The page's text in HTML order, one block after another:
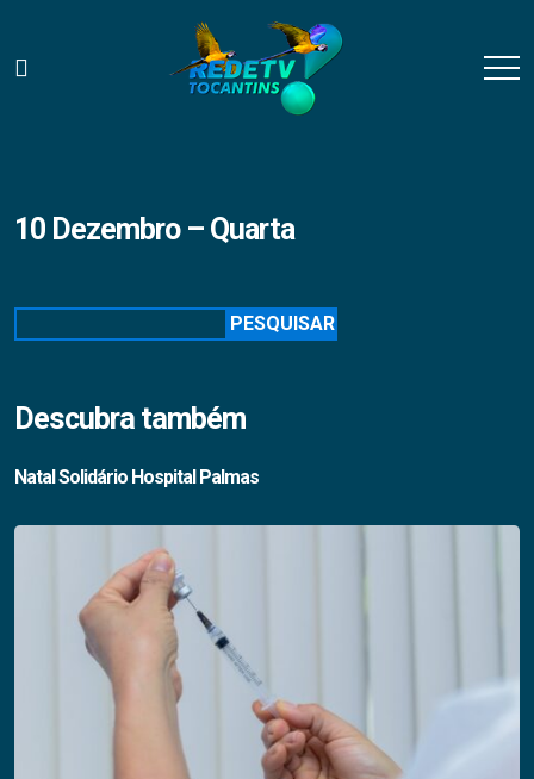
10 Dezembro – Quarta
PESQUISAR
Descubra também
Natal Solidário Hospital Palmas